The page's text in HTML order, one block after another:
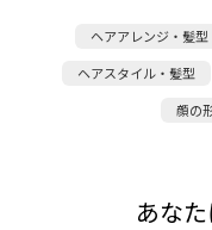
ヘアアレンジ・髪型
ヘアスタイル・髪型
顔の
あな